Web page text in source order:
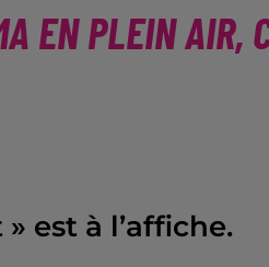
EN PLEIN AIR,
est à l’affiche.